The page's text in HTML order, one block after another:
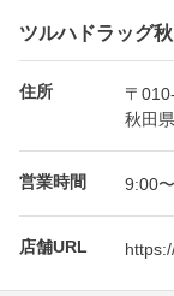
ツルハドラッグ
住所
〒
秋田
営業時間 9:00
店舗URL